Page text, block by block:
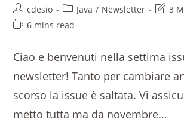
cdesio Java / Newsletter
3
6 mins read
Ciao e benvenuti nella settima
newsletter! Tanto per cambiare
scorso la issue è saltata. Vi
metto tutta ma da novembre…